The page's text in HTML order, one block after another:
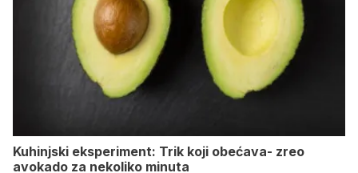
Kuhinjski eksperiment: Trik koji obećava- zreo
avokado za nekoliko minuta